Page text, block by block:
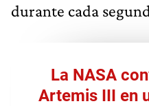
durante cada
La NASA
Artemis III en